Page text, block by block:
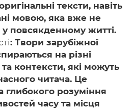
тексти, навіть
мовою, яка вже не
у повсякденному житті.
: Твори зарубіжної
на різні
та контексти, які можуть
читача. Це
глибокого розуміння
часу та місця